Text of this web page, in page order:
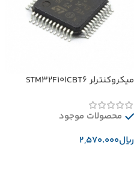
میکروکنترلر STM32F101CBT6
محصولات موجود
﷼